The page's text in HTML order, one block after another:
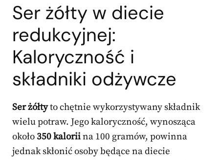
Ser żółty w diecie
redukcyjnej:
Kaloryczność i
składniki odżywcze
Ser żółtyto chętnie wykorzystywany składnik
wielu potraw. Jego kaloryczność, wynosząca
około 350 kaloriina 100 gramów, powinna
jednak skłonić osoby będące na diecie